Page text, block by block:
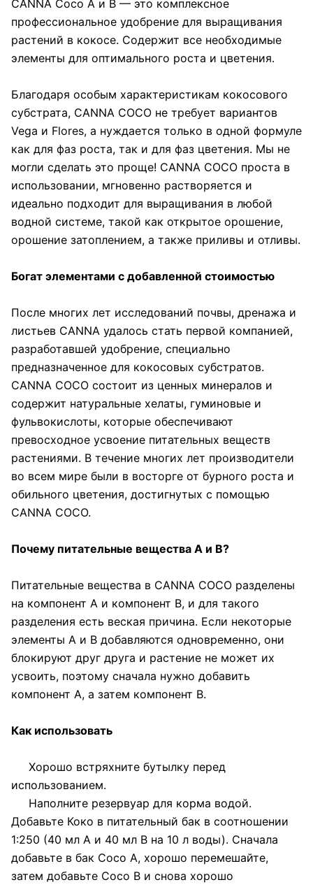
CANNA Coco A и B — это комплексное
профессиональное удобрение для выращивания
растений в кокосе. Содержит все необходимые
элементы для оптимального роста и цветения.
Благодаря особым характеристикам кокосового
субстрата, CANNA COCO не требует вариантов
Vega и Flores, а нуждается только в одной формуле
как для фаз роста, так и для фаз цветения. Мы не
могли сделать это проще! CANNA COCO проста в
использовании, мгновенно растворяется и
идеально подходит для выращивания в любой
водной системе, такой как открытое орошение,
орошение затоплением, а также приливы и отливы.
Богат элементами с добавленной стоимостью
После многих лет исследований почвы, дренажа и
листьев CANNA удалось стать первой компанией,
разработавшей удобрение, специально
предназначенное для кокосовых субстратов.
CANNA COCO состоит из ценных минералов и
содержит натуральные хелаты, гуминовые и
фульвокислоты, которые обеспечивают
превосходное усвоение питательных веществ
растениями. В течение многих лет производители
во всем мире были в восторге от бурного роста и
обильного цветения, достигнутых с помощью
CANNA COCO.
Почему питательные вещества А и В?
Питательные вещества в CANNA COCO разделены
на компонент А и компонент В, и для такого
разделения есть веская причина. Если некоторые
элементы А и В добавляются одновременно, они
блокируют друг друга и растение не может их
усвоить, поэтому сначала нужно добавить
компонент А, а затем компонент В.
Как использовать
Хорошо встряхните бутылку перед
использованием.
Наполните резервуар для корма водой.
Добавьте Коко в питательный бак в соотношении
1:250 (40 мл А и 40 мл В на 10 л воды). Сначала
добавьте в бак Coco A, хорошо перемешайте,
затем добавьте Coco B и снова хорошо